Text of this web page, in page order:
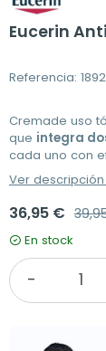
Eucerin
Referencia:
Cremade uso
que integra
cada uno con
Ver
36,95 €
En stock